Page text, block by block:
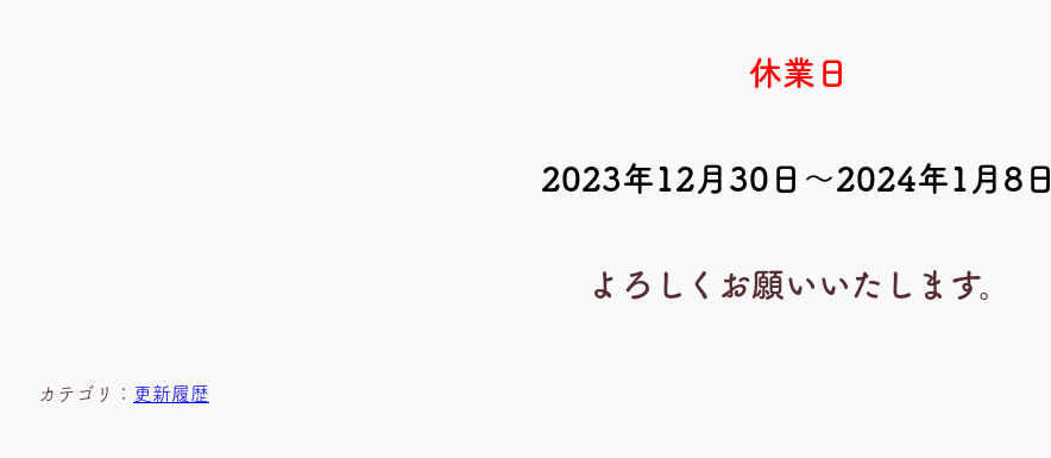
休業日
2023年12月30日～2024年1月8日
よろしくお願いいたします。
カテゴリ： 更新履歴